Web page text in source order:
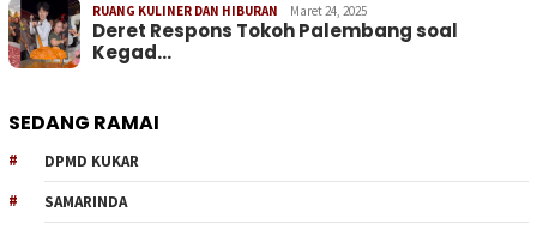
RUANG KULINER DAN HIBURAN Maret 24, 2025
Deret Respons Tokoh Palembang soal
Kegad…
SEDANG RAMAI
DPMD KUKAR
SAMARINDA